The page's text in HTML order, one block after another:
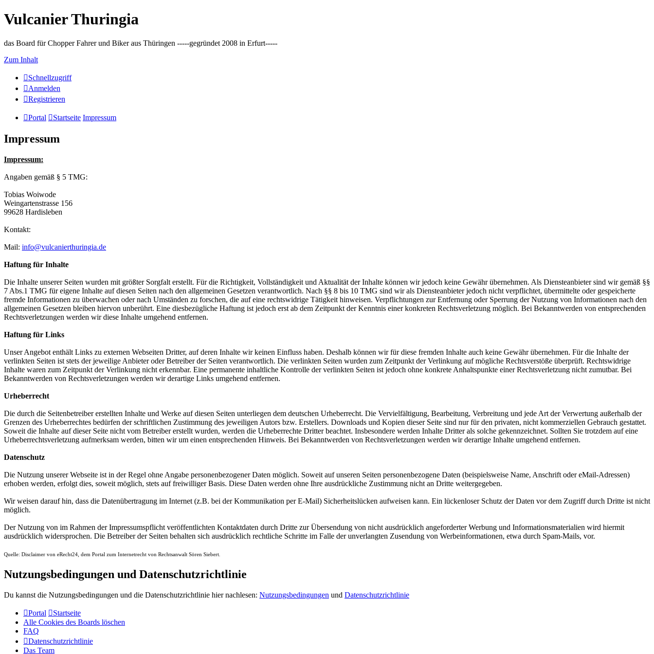
Vulcanier Thuringia
das Board für Chopper Fahrer und Biker aus Thüringen -----gegründet 2008 in Erfurt-----
Zum Inhalt
Schnellzugriff
Anmelden
Registrieren
Portal Startseite Impressum
Impressum
Impressum:
Angaben gemäß § 5 TMG:
Tobias Woiwode
Weingartenstrasse 156
99628 Hardisleben
Kontakt:
Mail: info@vulcanierthuringia.de
Haftung für Inhalte
Die Inhalte unserer Seiten wurden mit größter Sorgfalt erstellt. Für die Richtigkeit, Vollständigkeit und Aktualität der Inhalte können wir jedoch keine Gewähr übernehmen. Als Diensteanbieter sind wir gemäß §§
7 Abs.1 TMG für eigene Inhalte auf diesen Seiten nach den allgemeinen Gesetzen verantwortlich. Nach §§ 8 bis 10 TMG sind wir als Diensteanbieter jedoch nicht verpflichtet, übermittelte oder gespeicherte
fremde Informationen zu überwachen oder nach Umständen zu forschen, die auf eine rechtswidrige Tätigkeit hinweisen. Verpflichtungen zur Entfernung oder Sperrung der Nutzung von Informationen nach den
allgemeinen Gesetzen bleiben hiervon unberührt. Eine diesbezügliche Haftung ist jedoch erst ab dem Zeitpunkt der Kenntnis einer konkreten Rechtsverletzung möglich. Bei Bekanntwerden von entsprechenden
Rechtsverletzungen werden wir diese Inhalte umgehend entfernen.
Haftung für Links
Unser Angebot enthält Links zu externen Webseiten Dritter, auf deren Inhalte wir keinen Einfluss haben. Deshalb können wir für diese fremden Inhalte auch keine Gewähr übernehmen. Für die Inhalte der
verlinkten Seiten ist stets der jeweilige Anbieter oder Betreiber der Seiten verantwortlich. Die verlinkten Seiten wurden zum Zeitpunkt der Verlinkung auf mögliche Rechtsverstöße überprüft. Rechtswidrige
Inhalte waren zum Zeitpunkt der Verlinkung nicht erkennbar. Eine permanente inhaltliche Kontrolle der verlinkten Seiten ist jedoch ohne konkrete Anhaltspunkte einer Rechtsverletzung nicht zumutbar. Bei
Bekanntwerden von Rechtsverletzungen werden wir derartige Links umgehend entfernen.
Urheberrecht
Die durch die Seitenbetreiber erstellten Inhalte und Werke auf diesen Seiten unterliegen dem deutschen Urheberrecht. Die Vervielfältigung, Bearbeitung, Verbreitung und jede Art der Verwertung außerhalb der
Grenzen des Urheberrechtes bedürfen der schriftlichen Zustimmung des jeweiligen Autors bzw. Erstellers. Downloads und Kopien dieser Seite sind nur für den privaten, nicht kommerziellen Gebrauch gestattet.
Soweit die Inhalte auf dieser Seite nicht vom Betreiber erstellt wurden, werden die Urheberrechte Dritter beachtet. Insbesondere werden Inhalte Dritter als solche gekennzeichnet. Sollten Sie trotzdem auf eine
Urheberrechtsverletzung aufmerksam werden, bitten wir um einen entsprechenden Hinweis. Bei Bekanntwerden von Rechtsverletzungen werden wir derartige Inhalte umgehend entfernen.
Datenschutz
Die Nutzung unserer Webseite ist in der Regel ohne Angabe personenbezogener Daten möglich. Soweit auf unseren Seiten personenbezogene Daten (beispielsweise Name, Anschrift oder eMail-Adressen)
erhoben werden, erfolgt dies, soweit möglich, stets auf freiwilliger Basis. Diese Daten werden ohne Ihre ausdrückliche Zustimmung nicht an Dritte weitergegeben.
Wir weisen darauf hin, dass die Datenübertragung im Internet (z.B. bei der Kommunikation per E-Mail) Sicherheitslücken aufweisen kann. Ein lückenloser Schutz der Daten vor dem Zugriff durch Dritte ist nicht
möglich.
Der Nutzung von im Rahmen der Impressumspflicht veröffentlichten Kontaktdaten durch Dritte zur Übersendung von nicht ausdrücklich angeforderter Werbung und Informationsmaterialien wird hiermit
ausdrücklich widersprochen. Die Betreiber der Seiten behalten sich ausdrücklich rechtliche Schritte im Falle der unverlangten Zusendung von Werbeinformationen, etwa durch Spam-Mails, vor.
Quelle: Disclaimer von eRecht24, dem Portal zum Internetrecht von Rechtsanwalt Sören Siebert.
Nutzungsbedingungen und Datenschutzrichtlinie
Du kannst die Nutzungsbedingungen und die Datenschutzrichtlinie hier nachlesen: Nutzungsbedingungen und Datenschutzrichtlinie
Portal
Startseite
Alle Cookies des Boards löschen
FAQ
Datenschutzrichtlinie
Das Team